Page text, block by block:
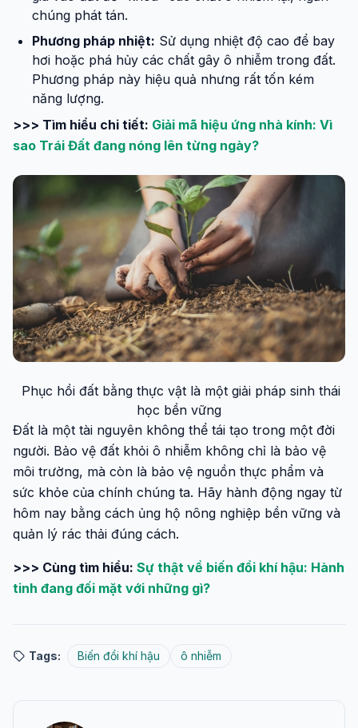
chúng phát tán.
Phương pháp nhiệt: Sử dụng nhiệt độ cao để bay
hơi hoặc phá hủy các chất gây ô nhiễm trong đất.
Phương pháp này hiệu quả nhưng rất tốn kém
năng lượng.
>>> Tìm hiểu chi tiết: Giải mã hiệu ứng nhà kính: Vì
sao Trái Đất đang nóng lên từng ngày?
Phục hồi đất bằng thực vật là một giải pháp sinh thái
học bền vững
Đất là một tài nguyên không thể tái tạo trong một đời
người. Bảo vệ đất khỏi ô nhiễm không chỉ là bảo vệ
môi trường, mà còn là bảo vệ nguồn thực phẩm và
sức khỏe của chính chúng ta. Hãy hành động ngay từ
hôm nay bằng cách ủng hộ nông nghiệp bền vững và
quản lý rác thải đúng cách.
>>> Cùng tìm hiểu: Sự thật về biến đổi khí hậu: Hành
tinh đang đối mặt với những gì?
Tags: Biến đổi khí hậu ô nhiễm